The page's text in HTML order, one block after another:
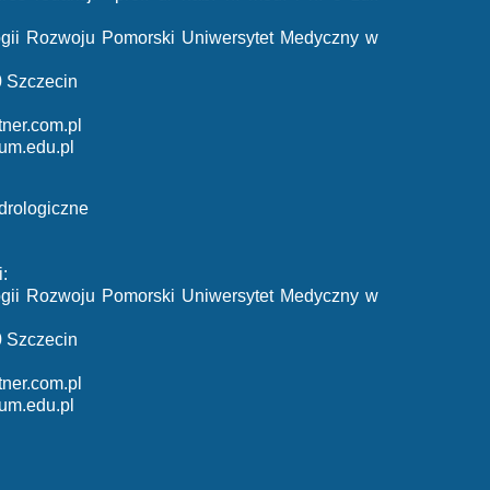
Rozwoju Pomorski Uniwersytet Medyczny w
Szczecin
Rozwoju Pomorski Uniwersytet Medyczny w
Szczecin